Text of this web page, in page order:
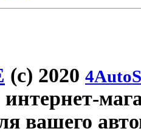
(c) 2020
вашего